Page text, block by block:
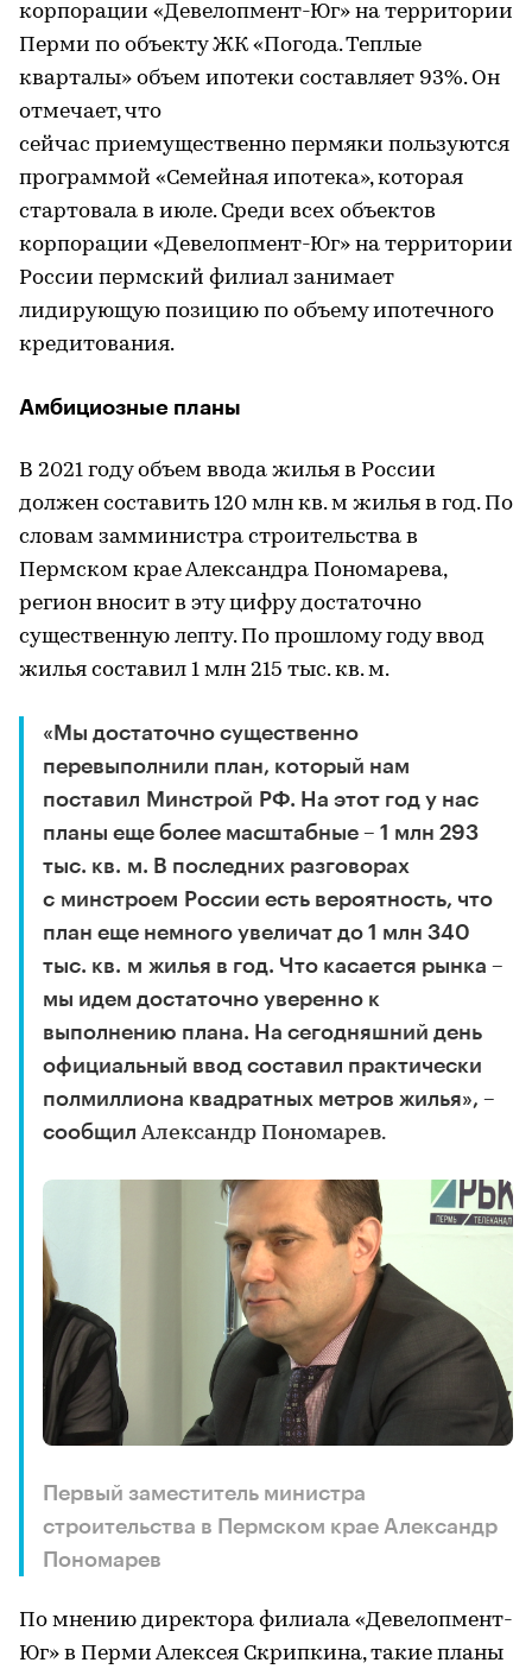
корпорации «Девелопмент-Юг» на территории
Перми по объекту ЖК «Погода. Теплые
кварталы» объем ипотеки составляет 93%. Он
отмечает, что
сейчас приемущественно пермяки пользуются
программой «Семейная ипотека», которая
стартовала в июле. Среди всех объектов
корпорации «Девелопмент-Юг» на территории
России пермский филиал занимает
лидирующую позицию по объему ипотечного
кредитования.
Амбициозные планы
В 2021 году объем ввода жилья в России
должен составить 120 млн кв. м жилья в год. По
словам замминистра строительства в
Пермском крае Александра Пономарева,
регион вносит в эту цифру достаточно
существенную лепту. По прошлому году ввод
жилья составил 1 млн 215 тыс. кв. м.
«Мы достаточно существенно
перевыполнили план, который нам
поставил Минстрой РФ. На этот год у нас
планы еще более масштабные – 1 млн 293
тыс. кв. м. В последних разговорах
с минстроем России есть вероятность, что
план еще немного увеличат до 1 млн 340
тыс. кв. м жилья в год. Что касается рынка –
мы идем достаточно уверенно к
выполнению плана. На сегодняшний день
официальный ввод составил практически
полмиллиона квадратных метров жилья», –
сообщил Александр Пономарев.
Первый заместитель министра
строительства в Пермском крае Александр
Пономарев
По мнению директора филиала «Девелопмент-
Юг» в Перми Алексея Скрипкина, такие планы